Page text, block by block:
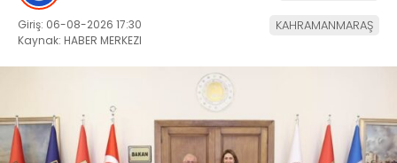
Giriş: 06-08-2026 17:30
Kaynak: HABER MERKEZI
KAHRAMANMARAŞ